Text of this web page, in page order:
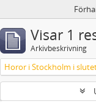
Visar 1
Arkivbeskrivning
Horor i Stockholm i